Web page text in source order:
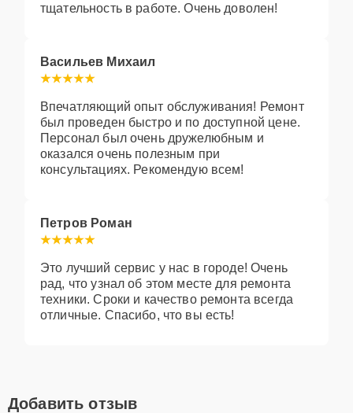
тщательность в работе. Очень доволен!
Васильев Михаил
Впечатляющий опыт обслуживания! Ремонт
был проведен быстро и по доступной цене.
Персонал был очень дружелюбным и
оказался очень полезным при
консультациях. Рекомендую всем!
Петров Роман
Это лучший сервис у нас в городе! Очень
рад, что узнал об этом месте для ремонта
техники. Сроки и качество ремонта всегда
отличные. Спасибо, что вы есть!
Добавить отзыв